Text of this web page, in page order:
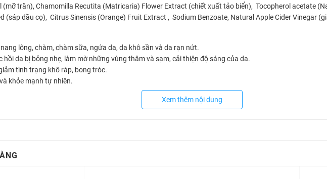
(mỡ trăn), Chamomilla Recutita (Matricaria) Flower Extract (chiết xuất tảo biển), Tocopherol acetate
(sáp dầu cọ), Citrus Sinensis (Orange) Fruit Extract , Sodium Benzoate, Natural Apple Cider Vinegar
lông, chàm, chàm sữa, ngứa da, da khô sần và da rạn nứt.
hồi da bị bỏng nhẹ, làm mờ những vùng thâm và sạm, cải thiện độ sáng của da.
tình trạng khô ráp, bong tróc.
khỏe mạnh tự nhiên.
Thiên Nhiên Mẹ Ken để đạt hiệu quả tối ưu.
Xem thêm nội dung